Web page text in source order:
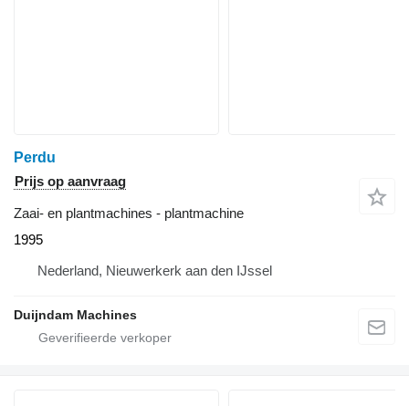
Perdu
Prijs op aanvraag
Zaai- en plantmachines - plantmachine
1995
Nederland, Nieuwerkerk aan den IJssel
Duijndam Machines